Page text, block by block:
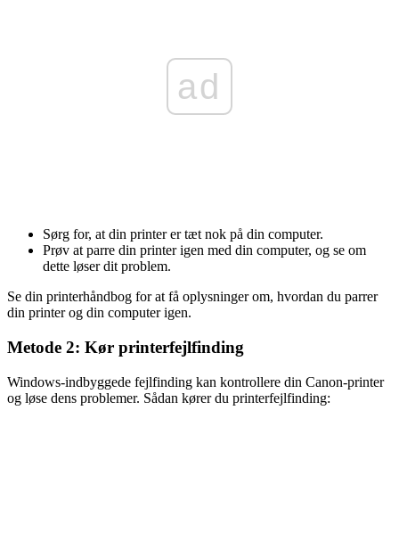
ad
Sørg for, at din printer er tæt nok på din computer.
Prøv at parre din printer igen med din computer, og se om
dette løser dit problem.
Se din printerhåndbog for at få oplysninger om, hvordan du parrer
din printer og din computer igen.
Metode 2: Kør printerfejlfinding
Windows-indbyggede fejlfinding kan kontrollere din Canon-printer
og løse dens problemer. Sådan kører du printerfejlfinding: